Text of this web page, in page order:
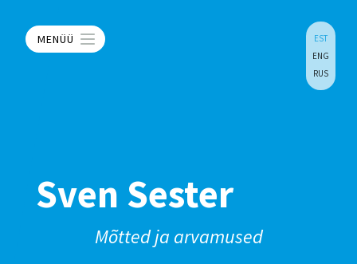
MENÜÜ
EST
ENG
RUS
Sven Sester
Mõtted ja arvamused